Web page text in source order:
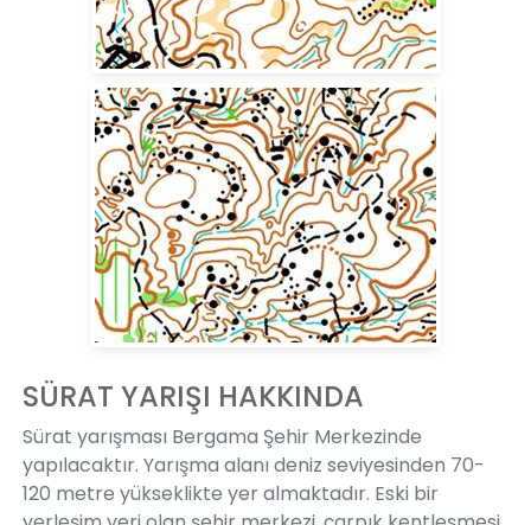
SÜRAT YARIŞI HAKKINDA
Sürat yarışması Bergama Şehir Merkezinde
yapılacaktır. Yarışma alanı deniz seviyesinden 70-
120 metre yükseklikte yer almaktadır. Eski bir